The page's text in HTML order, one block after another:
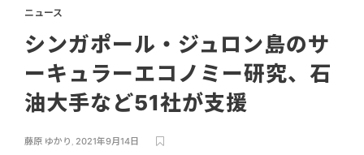
ニュース
シンガポール・ジュロン島のサ
ーキュラーエコノミー研究、石
油大手など51社が支援
藤原 ゆかり , 2021年9月14日